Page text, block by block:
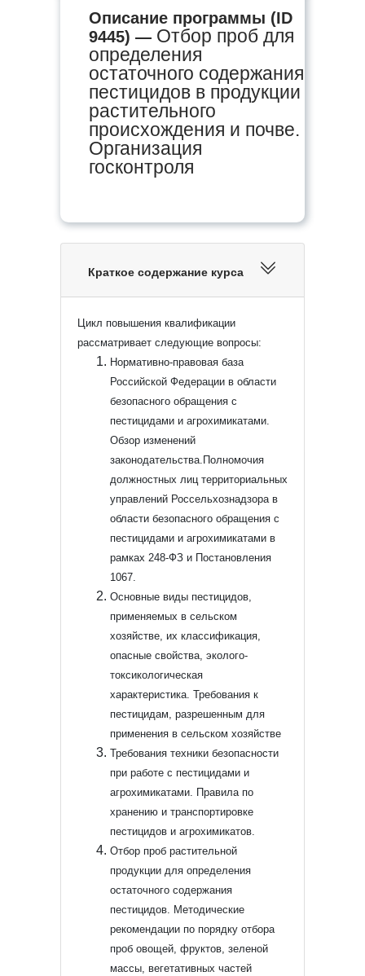
Описание программы (ID
9445) — Отбор проб для
определения
остаточного содержания
пестицидов в продукции
растительного
происхождения и почве.
Организация
госконтроля
Краткое содержание курса
Цикл повышения квалификации
рассматривает следующие вопросы:
Нормативно-правовая база
Российской Федерации в области
безопасного обращения с
пестицидами и агрохимикатами.
Обзор изменений
законодательства. Полномочия
должностных лиц территориальных
управлений Россельхознадзора в
области безопасного обращения с
пестицидами и агрохимикатами в
рамках 248-ФЗ и Постановления
1067.
Основные виды пестицидов,
применяемых в сельском
хозяйстве, их классификация,
опасные свойства, эколого-
токсикологическая
характеристика. Требования к
пестицидам, разрешенным для
применения в сельском хозяйстве
Требования техники безопасности
при работе с пестицидами и
агрохимикатами. Правила по
хранению и транспортировке
пестицидов и агрохимикатов.
Отбор проб растительной
продукции для определения
остаточного содержания
пестицидов. Методические
рекомендации по порядку отбора
проб овощей, фруктов, зеленой
массы, вегетативных частей